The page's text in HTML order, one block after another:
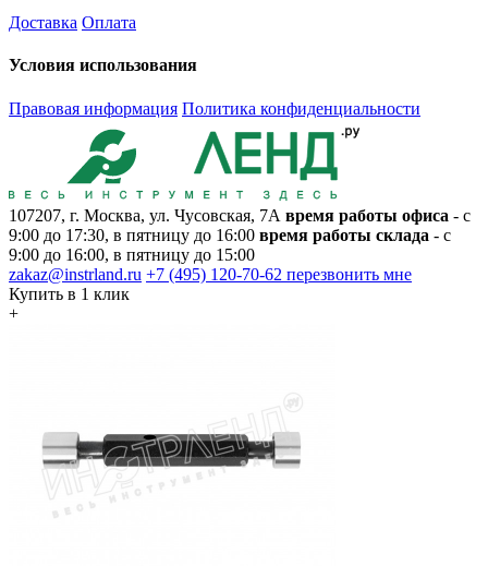
Доставка Оплата
Условия использования
Правовая информация Политика конфиденциальности
107207, г. Москва, ул. Чусовская, 7А время работы офиса - с
9:00 до 17:30, в пятницу до 16:00 время работы склада - с
9:00 до 16:00, в пятницу до 15:00
zakaz@instrland.ru +7 (495) 120-70-62 перезвонить мне
Купить в 1 клик
+